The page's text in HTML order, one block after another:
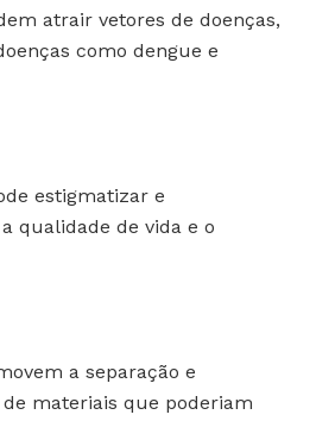
atrair vetores de doenças,
como dengue e
estigmatizar e
qualidade de vida e o
a separação e
materiais que poderiam